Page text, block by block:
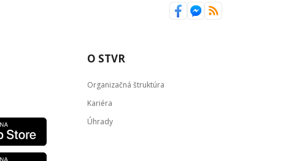
O STVR
Organizačná štruktúra
Kariéra
Úhrady